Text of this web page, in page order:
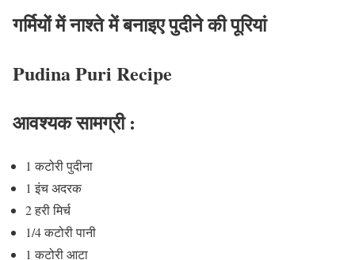
गर्मियों में नाश्ते में बनाइए पुदीने की पूरियां
Pudina Puri Recipe
आवश्यक सामग्री :
1 कटोरी पुदीना
1 इंच अदरक
2 हरी मिर्च
1/4 कटोरी पानी
1 कटोरी आटा